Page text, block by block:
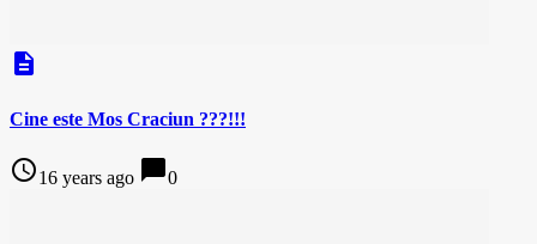
description
Cine este Mos Craciun ???!!!
access_time16 years ago chat_bubble0